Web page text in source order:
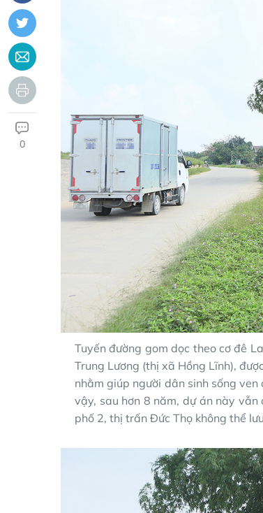
0
Tuyến đường gom dọc theo cơ đê
Trung Lương (thị xã Hồng Lĩnh),
nhằm giúp người dân sinh sống
vậy, sau hơn 8 năm, dự án này
phố 2, thị trấn Đức Thọ không thể